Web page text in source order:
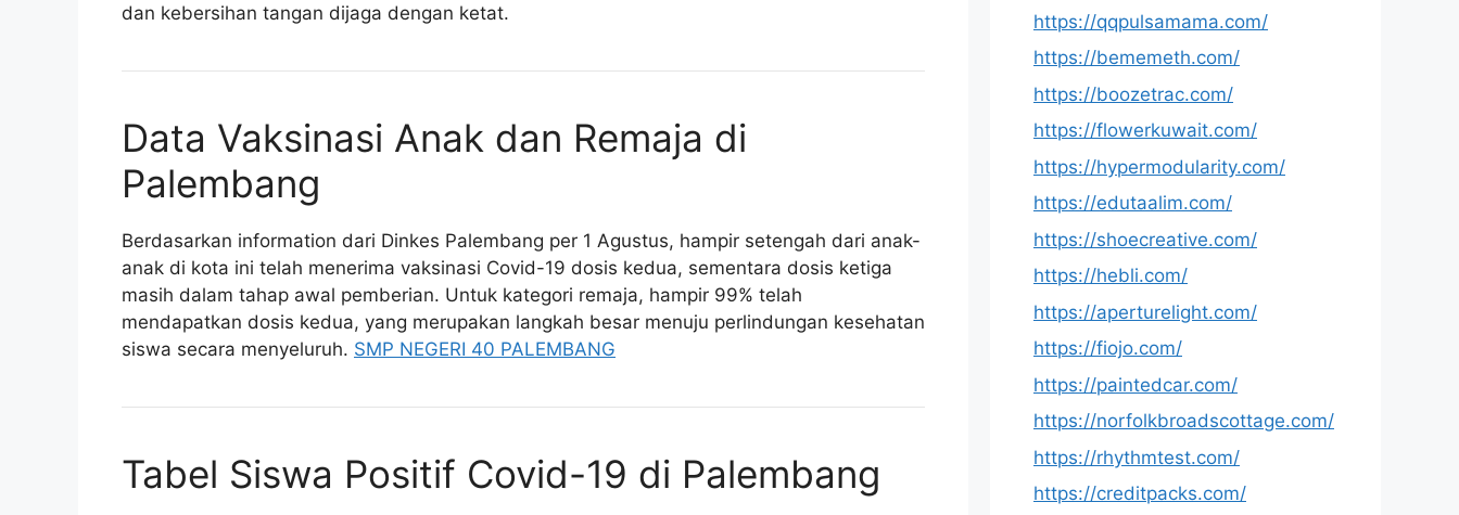
dan kebersihan tangan dijaga dengan ketat.
Data Vaksinasi Anak dan Remaja di
Palembang
Berdasarkan information dari Dinkes Palembang per 1 Agustus, hampir setengah dari anak-
anak di kota ini telah menerima vaksinasi Covid-19 dosis kedua, sementara dosis ketiga
masih dalam tahap awal pemberian. Untuk kategori remaja, hampir 99% telah
mendapatkan dosis kedua, yang merupakan langkah besar menuju perlindungan kesehatan
siswa secara menyeluruh. SMP NEGERI 40 PALEMBANG
Tabel Siswa Positif Covid-19 di Palembang
https://qqpulsamama.com/
https://bememeth.com/
https://boozetrac.com/
https://flowerkuwait.com/
https://hypermodularity.com/
https://edutaalim.com/
https://shoecreative.com/
https://hebli.com/
https://aperturelight.com/
https://fiojo.com/
https://paintedcar.com/
https://norfolkbroadscottage.com/
https://rhythmtest.com/
https://creditpacks.com/